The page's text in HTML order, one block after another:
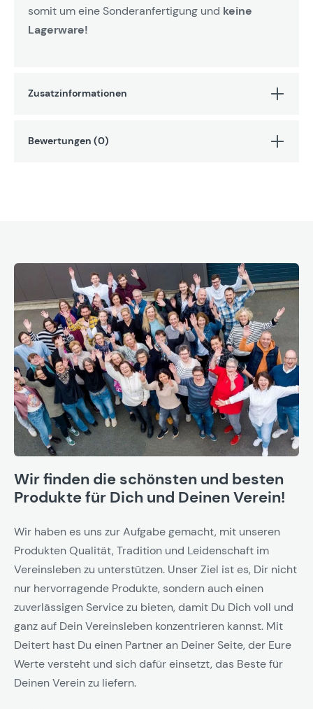
somit um eine Sonderanfertigung und keine
Lagerware!
Zusatzinformationen
Bewertungen (0)
Wir finden die schönsten und besten
Produkte für Dich und Deinen Verein!
Wir haben es uns zur Aufgabe gemacht, mit unseren
Produkten Qualität, Tradition und Leidenschaft im
Vereinsleben zu unterstützen. Unser Ziel ist es, Dir nicht
nur hervorragende Produkte, sondern auch einen
zuverlässigen Service zu bieten, damit Du Dich voll und
ganz auf Dein Vereinsleben konzentrieren kannst. Mit
Deitert hast Du einen Partner an Deiner Seite, der Eure
Werte versteht und sich dafür einsetzt, das Beste für
Deinen Verein zu liefern.